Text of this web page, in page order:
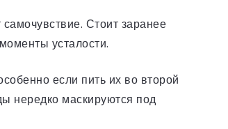
Стоит заранее
усталости.
если пить их во второй
нередко маскируются под